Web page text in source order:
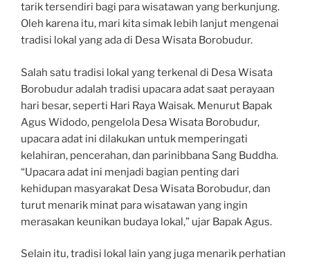
tarik tersendiri bagi para wisatawan yang berkunjung.
Oleh karena itu, mari kita simak lebih lanjut mengenai
tradisi lokal yang ada di Desa Wisata Borobudur.
Salah satu tradisi lokal yang terkenal di Desa Wisata
Borobudur adalah tradisi upacara adat saat perayaan
hari besar, seperti Hari Raya Waisak. Menurut Bapak
Agus Widodo, pengelola Desa Wisata Borobudur,
upacara adat ini dilakukan untuk memperingati
kelahiran, pencerahan, dan parinibbana Sang Buddha.
“Upacara adat ini menjadi bagian penting dari
kehidupan masyarakat Desa Wisata Borobudur, dan
turut menarik minat para wisatawan yang ingin
merasakan keunikan budaya lokal,” ujar Bapak Agus.
Selain itu, tradisi lokal lain yang juga menarik perhatian